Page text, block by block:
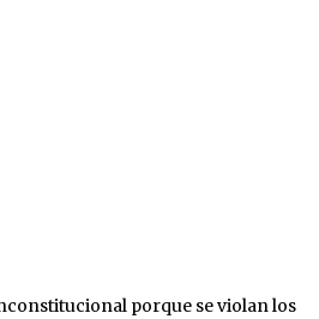
porque se violan los